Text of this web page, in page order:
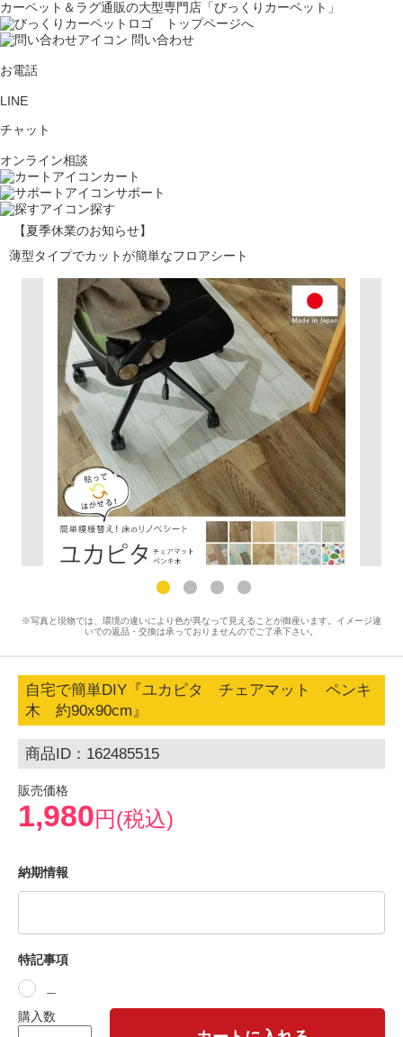
カーペット＆ラグ通販の大型専門店「びっくりカーペット」
問い合わせ
お電話
LINE
チャット
オンライン相談
カート
サポート
探す
【夏季休業のお知らせ】
薄型タイプでカットが簡単なフロアシート
※写真と現物では、環境の違いにより色が異なって見えることが御座います。イメージ違
いでの返品・交換は承っておりませんのでご了承下さい。
自宅で簡単DIY『ユカピタ チェアマット ペンキ
木 約90x90cm』
商品ID：162485515
販売価格
1,980円(税込)
納期情報
特記事項
購入数